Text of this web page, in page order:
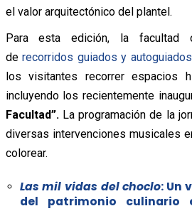
el valor arquitectónico del plantel.
Para esta edición, la facultad
de recorridos guiados y
los visitantes recorrer espacios
incluyendo los recientemente
Facultad”. La programación de la
diversas intervenciones musicales
colorear.
Las mil vidas del choclo: Un
del patrimonio culinario